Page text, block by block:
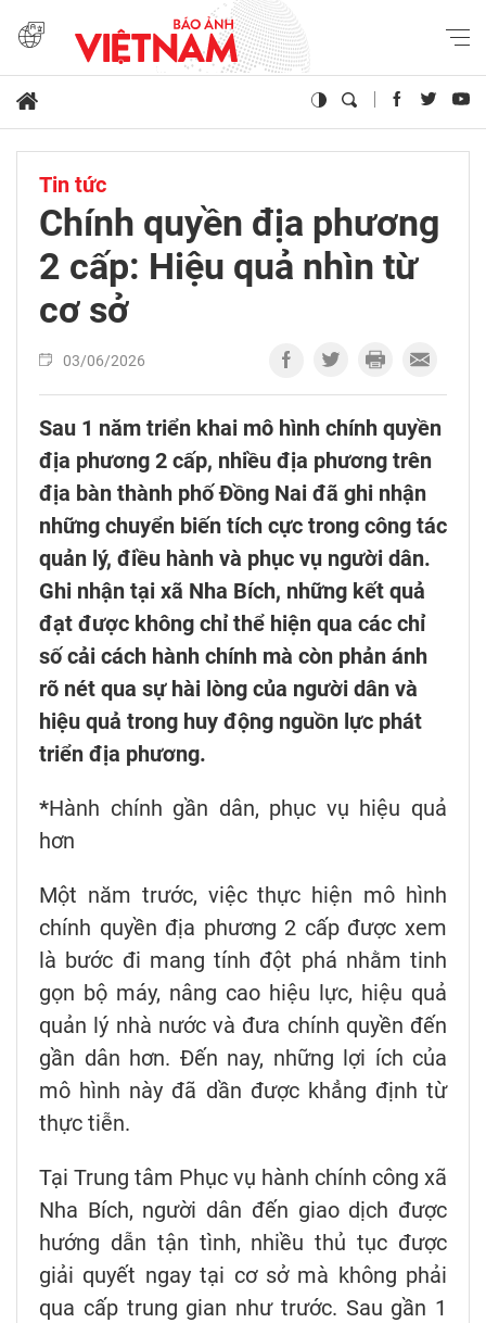
Tin tức
Chính quyền địa phương
2 cấp: Hiệu quả nhìn từ
cơ sở
03/06/2026
Sau 1 năm triển khai mô hình chính quyền
địa phương 2 cấp, nhiều địa phương trên
địa bàn thành phố Đồng Nai đã ghi nhận
những chuyển biến tích cực trong công tác
quản lý, điều hành và phục vụ người dân.
Ghi nhận tại xã Nha Bích, những kết quả
đạt được không chỉ thể hiện qua các chỉ
số cải cách hành chính mà còn phản ánh
rõ nét qua sự hài lòng của người dân và
hiệu quả trong huy động nguồn lực phát
triển địa phương.
*Hành chính gần dân, phục vụ hiệu quả
hơn
Một năm trước, việc thực hiện mô hình
chính quyền địa phương 2 cấp được xem
là bước đi mang tính đột phá nhằm tinh
gọn bộ máy, nâng cao hiệu lực, hiệu quả
quản lý nhà nước và đưa chính quyền đến
gần dân hơn. Đến nay, những lợi ích của
mô hình này đã dần được khẳng định từ
thực tiễn.
Tại Trung tâm Phục vụ hành chính công xã
Nha Bích, người dân đến giao dịch được
hướng dẫn tận tình, nhiều thủ tục được
giải quyết ngay tại cơ sở mà không phải
qua cấp trung gian như trước. Sau gần 1